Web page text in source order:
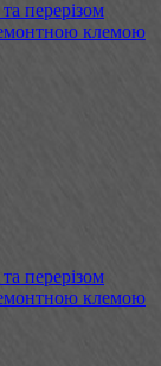
перерізом
клемою
перерізом
клемою